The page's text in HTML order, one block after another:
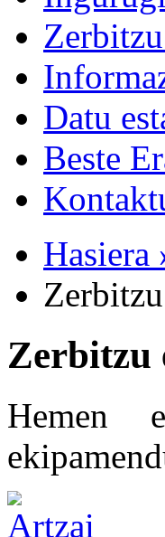
Datu
Beste
Hasiera
Zerbitzu
Hemen